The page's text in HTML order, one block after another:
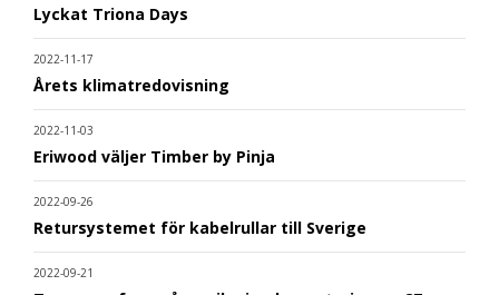
Lyckat Triona Days
2022-11-17
Årets klimatredovisning
2022-11-03
Eriwood väljer Timber by Pinja
2022-09-26
Retursystemet för kabelrullar till Sverige
2022-09-21